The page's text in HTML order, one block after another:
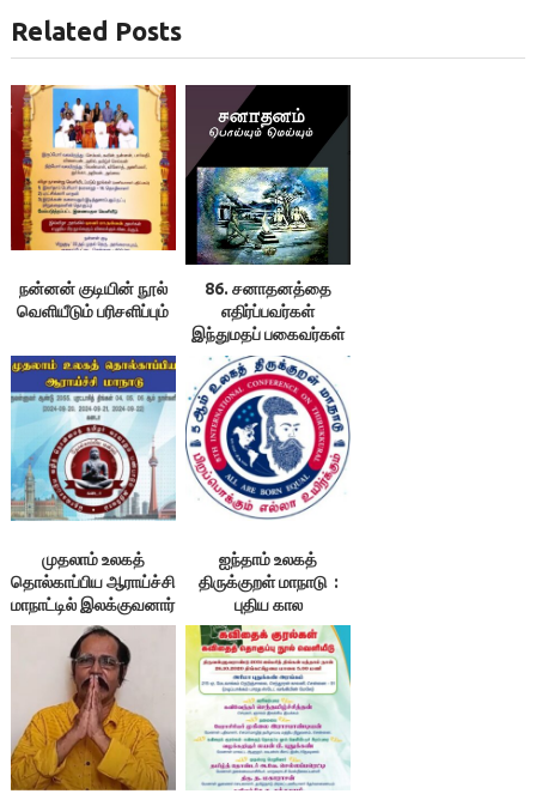
Related Posts
நன்னன் குடியின் நூல்
வெளியீடும் பரிசளிப்பும்
86. சனாதனத்தை
எதிர்ப்பவர்கள்
இந்துமதப் பகைவர்கள்
என்கிறார்களே! –
இலக்குவனார்
திருவள்ளுவன்
முதலாம் உலகத்
தொல்காப்பிய ஆராய்ச்சி
மாநாட்டில் இலக்குவனார்
விருது முதலிய
விருதுகள் வழங்கப்
பெறும்
ஐந்தாம் உலகத்
திருக்குறள் மாநாடு :
புதிய கால
வரையறைகள்